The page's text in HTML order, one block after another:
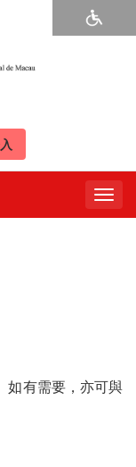
如有需要，亦可與